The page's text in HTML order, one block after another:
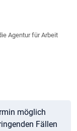
Agentur für Arbeit
möglich
Fällen